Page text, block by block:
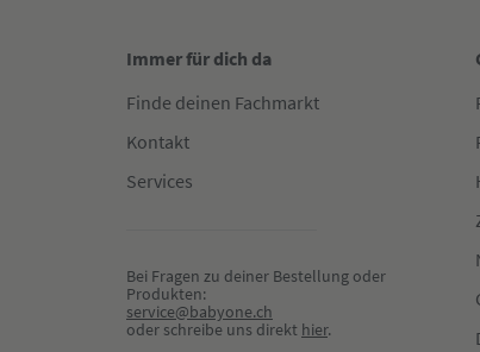
Immer für dich da
Finde deinen Fachmarkt
Kontakt
Services
Bei Fragen zu deiner Bestellung oder
Produkten:
service@babyone.ch
oder schreibe uns direkt hier.